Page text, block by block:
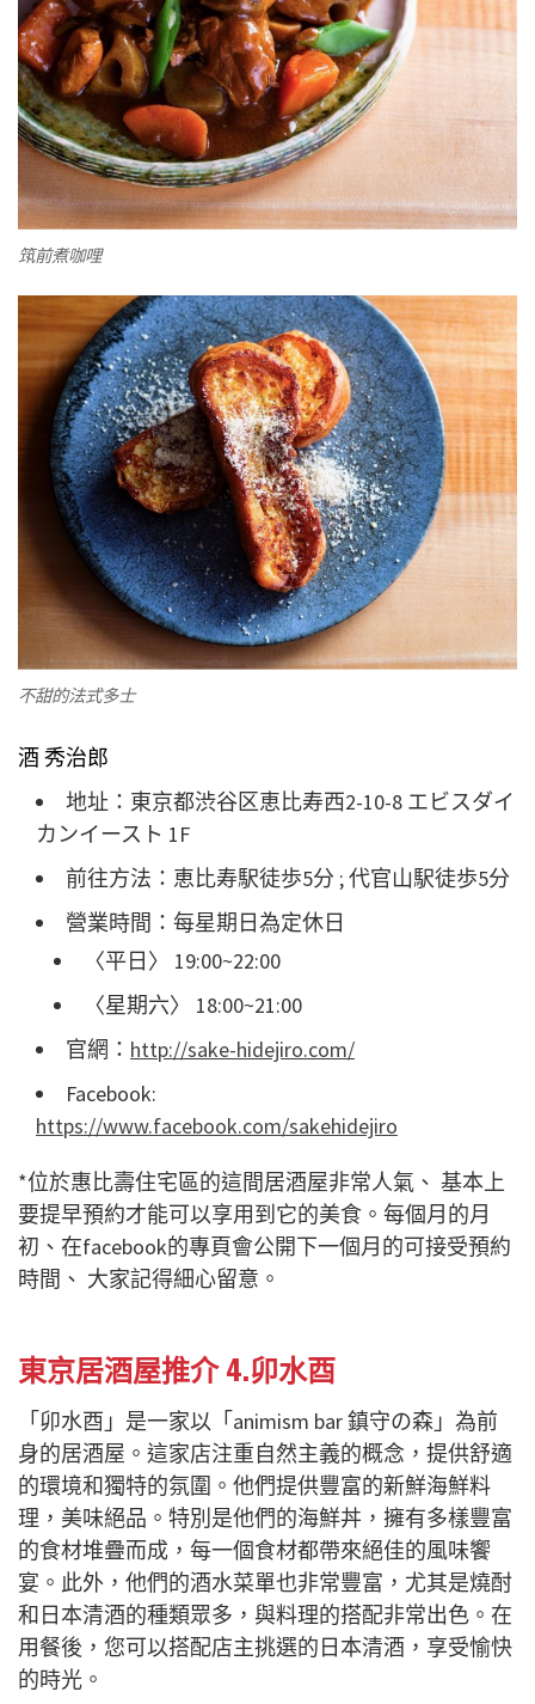
筑前煮咖哩
不甜的法式多士
酒 秀治郎
地址：東京都渋谷区恵比寿西2-10-8 エビスダイ
カンイースト 1F
前往方法：恵比寿駅徒歩5分 ; 代官山駅徒歩5分
營業時間：每星期日為定休日
〈平日〉 19:00~22:00
〈星期六〉 18:00~21:00
官網： http://sake-hidejiro.com/
Facebook:
https://www.facebook.com/sakehidejiro
*位於惠比壽住宅區的這間居酒屋非常人氣、 基本上
要提早預約才能可以享用到它的美食。每個月的月
初、在facebook的專頁會公開下一個月的可接受預約
時間、 大家記得細心留意。
東京居酒屋推介 4.卯水酉
「卯水酉」是一家以「animism bar 鎮守の森」為前
身的居酒屋。這家店注重自然主義的概念，提供舒適
的環境和獨特的氛圍。他們提供豐富的新鮮海鮮料
理，美味絕品。特別是他們的海鮮丼，擁有多樣豐富
的食材堆疊而成，每一個食材都帶來絕佳的風味饗
宴。此外，他們的酒水菜單也非常豐富，尤其是燒酎
和日本清酒的種類眾多，與料理的搭配非常出色。在
用餐後，您可以搭配店主挑選的日本清酒，享受愉快
的時光。